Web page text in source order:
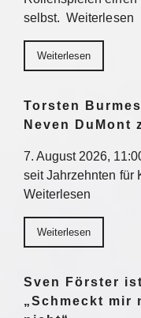
selbst. Weiterlesen
Weiterlesen
Torsten
Neven DuMont
7. August 2026,
seit Jahrzehnten für
Weiterlesen
Weiterlesen
Sven Förster
„Schmeckt mir